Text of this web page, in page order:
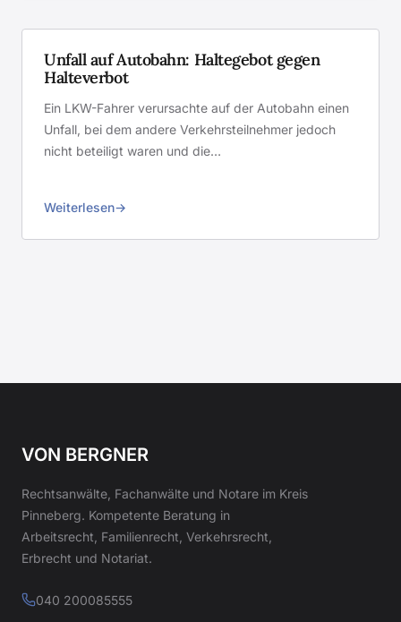
Unfall auf Autobahn: Haltegebot gegen
Halteverbot
Ein LKW-Fahrer verursachte auf der Autobahn einen
Unfall, bei dem andere Verkehrsteilnehmer jedoch
nicht beteiligt waren und die…
Weiterlesen
VON BERGNER
Rechtsanwälte, Fachanwälte und Notare im Kreis
Pinneberg. Kompetente Beratung in
Arbeitsrecht, Familienrecht, Verkehrsrecht,
Erbrecht und Notariat.
040 200085555